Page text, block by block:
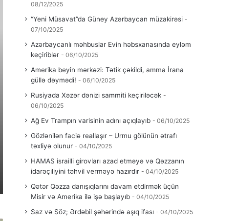
08/12/2025
“Yeni Müsavat”da Güney Azərbaycan müzakirəsi
07/10/2025
Azərbaycanlı məhbuslar Evin həbsxanasında eyləm
keçiriblər
06/10/2025
Amerika beyin mərkəzi: Tətik çəkildi, amma İrana
güllə dəymədi!
06/10/2025
Rusiyada Xəzər dənizi sammiti keçiriləcək
06/10/2025
Ağ Ev Trampın varisinin adını açıqlayıb 06/10/2025
Gözlənilən faciə reallaşır – Urmu gölünün ətrafı
təxliyə olunur
04/10/2025
HAMAS israilli girovları azad etməyə və Qəzzanın
idarəçiliyini təhvil verməyə hazırdır
04/10/2025
Qətər Qəzza danışıqlarını davam etdirmək üçün
Misir və Amerika ilə işə başlayıb
04/10/2025
Saz və Söz; Ərdəbil şəhərində aşıq ifası 04/10/2025